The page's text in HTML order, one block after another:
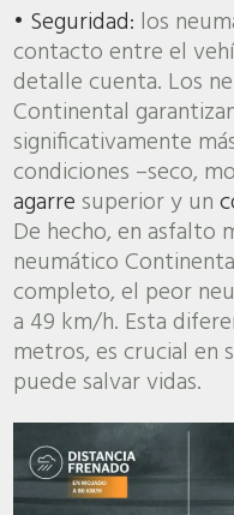
• Seguridad: los
contacto entre el
detalle cuenta. Los
Continental
significativamente
condiciones –seco,
agarresuperior y un
De hecho, en asfalto
neumático
completo, el peor
a 49 km/h. Esta
metros, es crucial en
puede salvar vidas.